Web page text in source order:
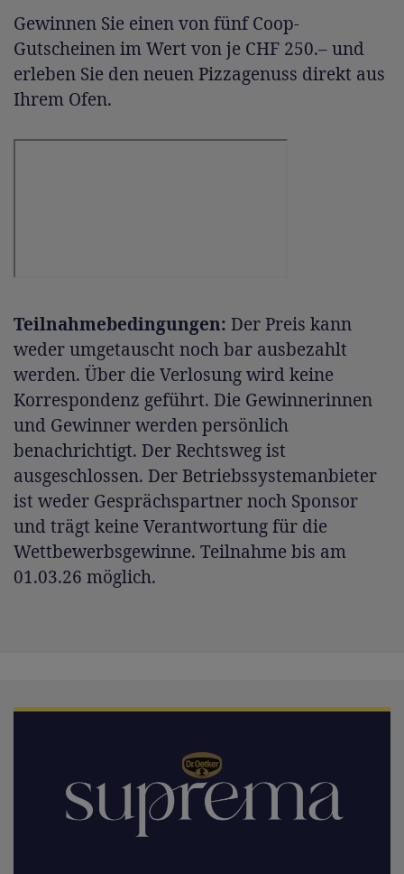
Gewinnen Sie einen von fünf Coop-
Gutscheinen im Wert von je CHF 250.– und
erleben Sie den neuen Pizzagenuss direkt aus
Ihrem Ofen.
Teilnahmebedingungen: Der Preis kann
weder umgetauscht noch bar ausbezahlt
werden. Über die Verlosung wird keine
Korrespondenz geführt. Die Gewinnerinnen
und Gewinner werden persönlich
benachrichtigt. Der Rechtsweg ist
ausgeschlossen. Der Betriebssystemanbieter
ist weder Gesprächspartner noch Sponsor
und trägt keine Verantwortung für die
Wettbewerbsgewinne. Teilnahme bis am
01.03.26 möglich.